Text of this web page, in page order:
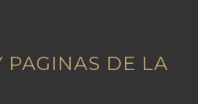
PAGINAS DE LA